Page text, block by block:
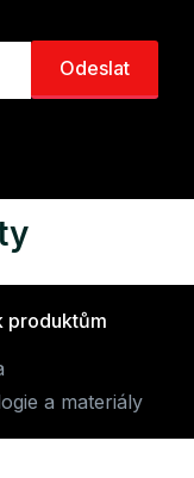
produktům
a materiály